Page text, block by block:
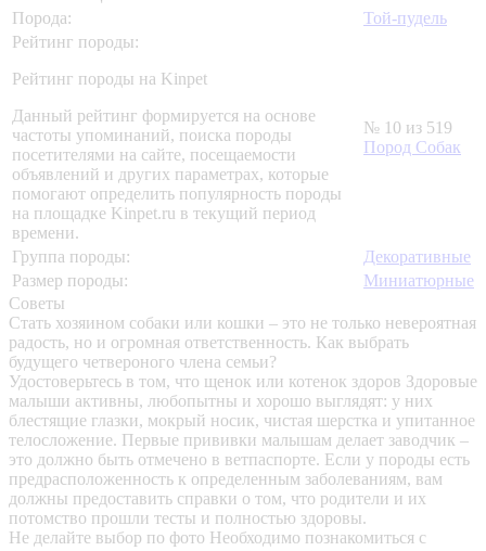
Порода:
Той-пудель
Рейтинг породы:
Рейтинг породы на Kinpet
Данный рейтинг формируется на основе
частоты упоминаний, поиска породы
посетителями на сайте, посещаемости
объявлений и других параметрах, которые
помогают определить популярность породы
на площадке Kinpet.ru в текущий период
времени.
№ 10 из 519
Пород Собак
Группа породы:
Декоративные
Размер породы:
Миниатюрные
Советы
Стать хозяином собаки или кошки – это не только невероятная
радость, но и огромная ответственность. Как выбрать
будущего четвероного члена семьи?
Удостоверьтесь в том, что щенок или котенок здоров Здоровые
малыши активны, любопытны и хорошо выглядят: у них
блестящие глазки, мокрый носик, чистая шерстка и упитанное
телосложение. Первые прививки малышам делает заводчик –
это должно быть отмечено в ветпаспорте. Если у породы есть
предрасположенность к определенным заболеваниям, вам
должны предоставить справки о том, что родители и их
потомство прошли тесты и полностью здоровы.
Не делайте выбор по фото Необходимо познакомиться с